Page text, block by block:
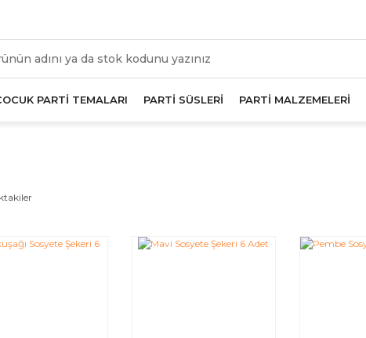
PARTİ TEMALARI PARTİ SÜSLERİ PARTİ MALZEMELERİ